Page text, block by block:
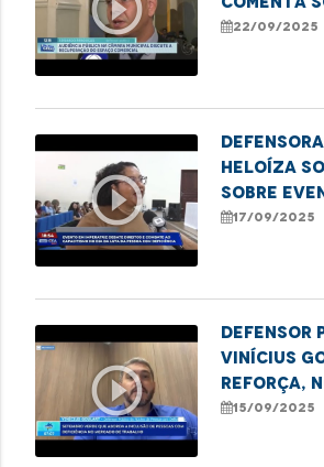
audiência
Guarda
22/09/2025
play_circle_outline
Heloíza
sobre
combate ao
17/09/2025
play_circle_outline
Defensor
Vinícius
reforça,
Verde, a
15/09/2025